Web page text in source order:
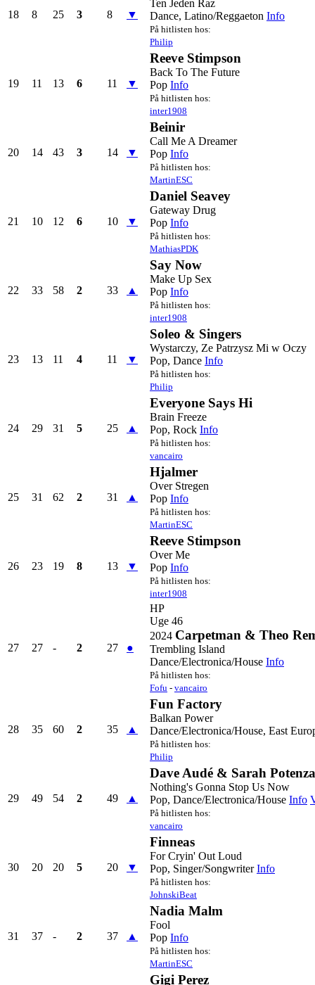
18 8 25 3 8 ▼
Ten Jeden Raz
Dance, Latino/Reggaeton Info
På hitlisten hos:
Philip
19 11 13 6 11 ▼
Reeve Stimpson
Back To The Future
Pop Info
På hitlisten hos:
inter1908
20 14 43 3 14 ▼
Beinir
Call Me A Dreamer
Pop Info
På hitlisten hos:
MartinESC
21 10 12 6 10 ▼
Daniel Seavey
Gateway Drug
Pop Info
På hitlisten hos:
MathiasPDK
22 33 58 2 33 ▲
Say Now
Make Up Sex
Pop Info
På hitlisten hos:
inter1908
23 13 11 4 11 ▼
Soleo & Singers
Wystarczy, Ze Patrzysz Mi w Oczy
Pop, Dance Info
På hitlisten hos:
Philip
24 29 31 5 25 ▲
Everyone Says Hi
Brain Freeze
Pop, Rock Info
På hitlisten hos:
vancairo
25 31 62 2 31 ▲
Hjalmer
Over Stregen
Pop Info
På hitlisten hos:
MartinESC
26 23 19 8 13 ▼
Reeve Stimpson
Over Me
Pop Info
På hitlisten hos:
inter1908
27 27 - 2 27 ●
HP
Uge 46
2024 Carpetman & Theo
Trembling Island
Dance/Electronica/House Info
På hitlisten hos:
Fofu - vancairo
28 35 60 2 35 ▲
Fun Factory
Balkan Power
Dance/Electronica/House, East
På hitlisten hos:
Philip
29 49 54 2 49 ▲
Dave Audé & Sarah Potenza
Nothing's Gonna Stop Us Now
Pop, Dance/Electronica/House Info
På hitlisten hos:
vancairo
30 20 20 5 20 ▼
Finneas
For Cryin' Out Loud
Pop, Singer/Songwriter Info
På hitlisten hos:
JohnskiBeat
31 37 - 2 37 ▲
Nadia Malm
Fool
Pop Info
På hitlisten hos:
MartinESC
Gigi Perez